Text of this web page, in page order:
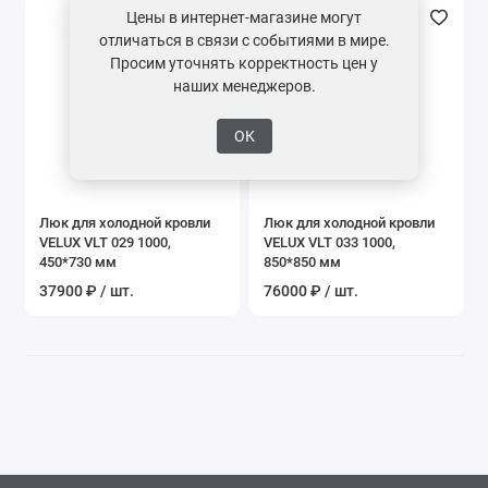
Люк для холодной кровли
VELUX VLT 029 1000,
450*730 мм
37900 ₽ / шт.
Люк для холодной кровли
VELUX VLT 033 1000,
850*850 мм
76000 ₽ / шт.
Цены в интернет-магазине могут
отличаться в связи с событиями в мире.
Просим уточнять корректность цен у
наших менеджеров.
ОК